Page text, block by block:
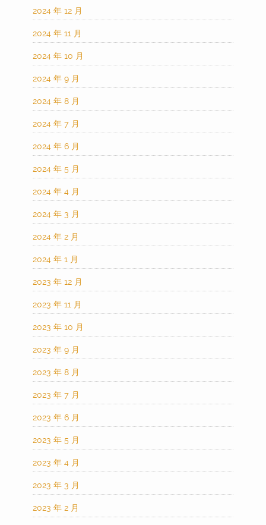
2024 年 12 月
2024 年 11 月
2024 年 10 月
2024 年 9 月
2024 年 8 月
2024 年 7 月
2024 年 6 月
2024 年 5 月
2024 年 4 月
2024 年 3 月
2024 年 2 月
2024 年 1 月
2023 年 12 月
2023 年 11 月
2023 年 10 月
2023 年 9 月
2023 年 8 月
2023 年 7 月
2023 年 6 月
2023 年 5 月
2023 年 4 月
2023 年 3 月
2023 年 2 月